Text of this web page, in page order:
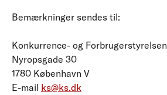
Bemærkninger sendes til:
Konkurrence- og Forbrugerstyrelsen
Nyropsgade 30
1780 København V
E-mail ks@ks.dk